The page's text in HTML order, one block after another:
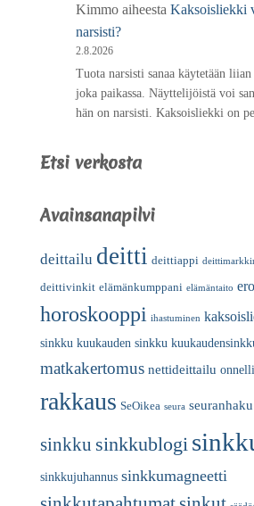
Kimmo aiheesta Kaksoisliekki
narsisti?
2.8.2026
Tuota narsisti sanaa käytetään
joka paikassa. Näyttelijöistä voi
hän on narsisti. Kaksoisliekki on
Etsi verkosta
Avainsanapilvi
deittailu deitti deittiappi
deittivinkit elämänkumppani elämäntaito ero
horoskooppi ihastuminen
sinkku kuukauden sinkku
matkakertomus nettideittailu
rakkaus SeOikea seura seuranhaku
sinkku sinkkublogi
sinkkujuhannus sinkkumagneetti